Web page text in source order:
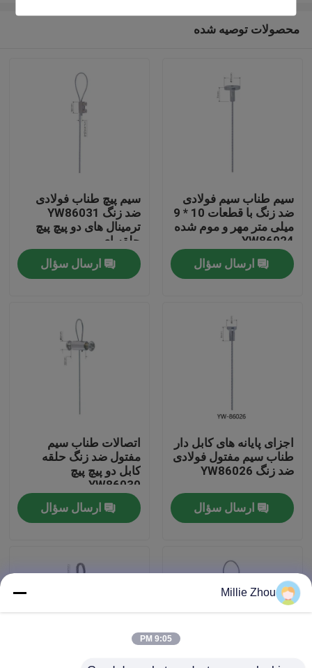
صفحه اصلی
تور کارخانه
درخواست نقل قول
گیرنده های هواپیما
محصولات توصیه شده
سیم طناب سیم فولادی
ضد زنگ با قطعات 10 * 9
میلی متر مهر و موم شده
YW86024
ارسال سؤال
سیم پیچ طناب فولادی
ضد زنگ YW86031
ترمینال های دو پیچ پیچ
حلقه ای
ارسال سؤال
اجزای پایانه های کابل دار
طناب سیم مفتول فولادی
ضد زنگ YW86026
ارسال سؤال
اتصالات طناب سیم
مفتول ضد زنگ حلقه
کابل دو پیچ پیچ
YW86030
ارسال سؤال
Millie Zhou
9:05 PM